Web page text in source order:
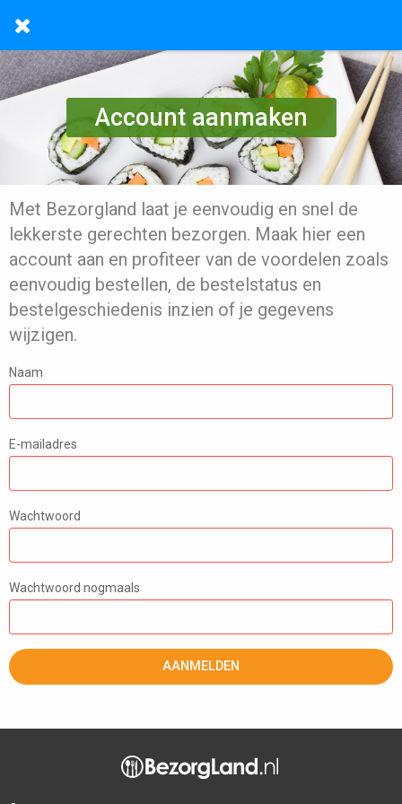
Account aanmaken
Met Bezorgland laat je eenvoudig en snel de
lekkerste gerechten bezorgen. Maak hier een
account aan en profiteer van de voordelen zoals
eenvoudig bestellen, de bestelstatus en
bestelgeschiedenis inzien of je gegevens
wijzigen.
Naam
E-mailadres
Wachtwoord
Wachtwoord nogmaals
AANMELDEN